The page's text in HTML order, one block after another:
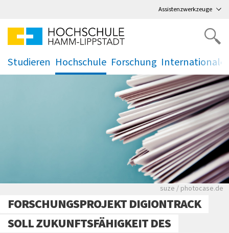
Assistenzwerkzeuge
Studieren
.
Hochschule
.
Forschung
. .
Viele Zeitungen.
suze / photocase.de
FORSCHUNGSPROJEKT DIGIONTRACK
SOLL ZUKUNFTSFÄHIGKEIT DES